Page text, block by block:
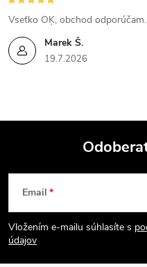
Marek Š.
19.7.2026
Vseťko OĶ, obchod
Z
á
p
Email
Vložením e-mailu súhlasíte s
údajov